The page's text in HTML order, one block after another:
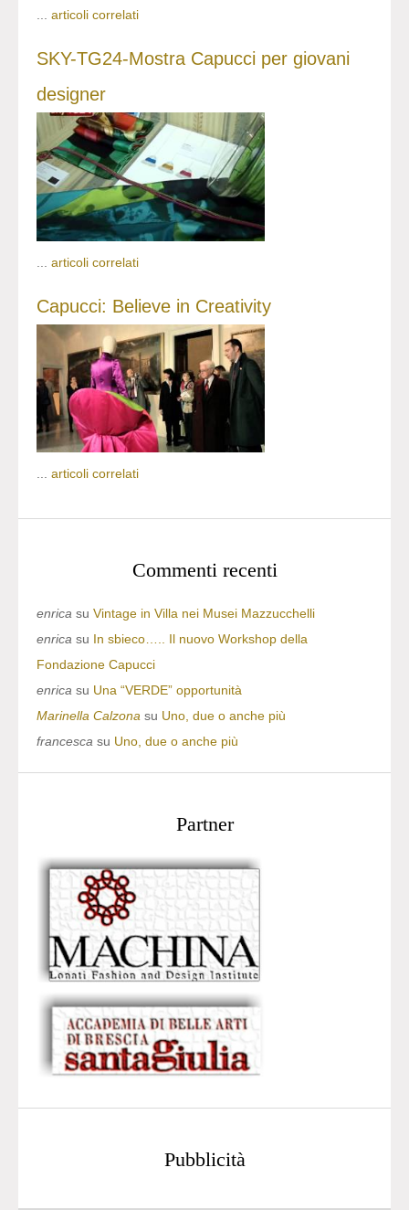
... articoli correlati
SKY-TG24-Mostra Capucci per giovani
designer
articoli correlati
Capucci: Believe in Creativity
... articoli correlati
Commenti recenti
enrica su Vintage in Villa nei Musei Mazzucchelli
enrica su In sbieco….. Il nuovo Workshop della
Fondazione Capucci
enrica su Una “VERDE” opportunità
Marinella Calzona su Uno, due o anche più
francesca su Uno, due o anche più
Partner
Pubblicità